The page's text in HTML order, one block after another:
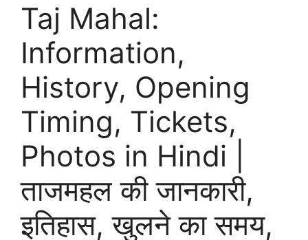
Taj Mahal:
Information,
History, Opening
Timing, Tickets,
Photos in Hindi |
ताजमहल की जानकारी,
इतिहास, खुलने का समय,